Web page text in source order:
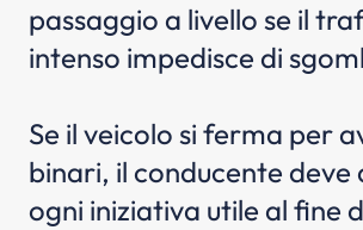
passaggio a livello se il
intenso impedisce di
Se il veicolo si ferma per
binari, il conducente
ogni iniziativa utile al fine